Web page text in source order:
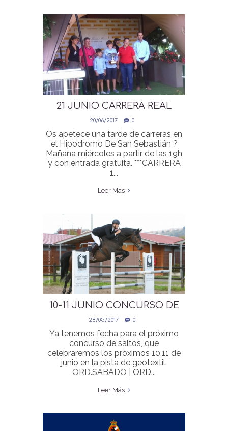
21 JUNIO CARRERA REAL
SOCIEDAD HIPICA DE SAN
SEBASTIAN EN EL
HIPODROMO DE SS
20/06/2017 0
Os apetece una tarde de carreras en
el Hipodromo De San Sebastián ?
Mañana miércoles a partir de las 19h
y con entrada gratuita. ***CARRERA
1...
Leer Más
10-11 JUNIO CONCURSO DE
SALTOS PISTA GEOTEXTIL
28/05/2017 0
Ya tenemos fecha para el próximo
concurso de saltos, que
celebraremos los próximos 10.11 de
junio en la pista de geotextil.
ORD.SABADO | ORD...
Leer Más